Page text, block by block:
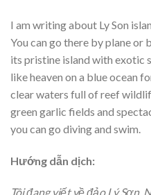
I am writing about Ly Son
You can go there by plane or
its pristine island with exotic
like heaven on a blue ocean
clear waters full of reef
green garlic fields and
you can go diving and swim.
Hướng dẫn dịch:
Tôi đang viết về đảo Lý Sơn.